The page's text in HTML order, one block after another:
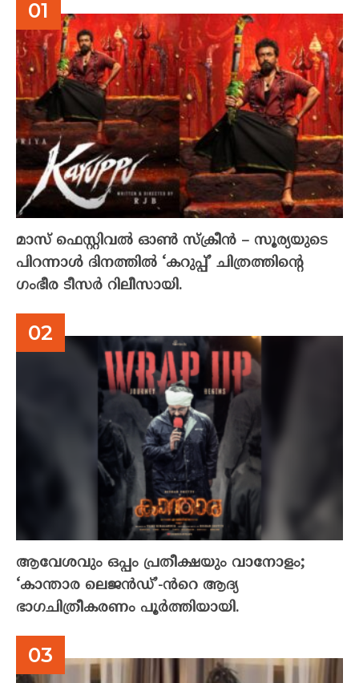
മാസ് ഫെസ്റ്റിവൽ ഓൺ സ്‌ക്രീൻ – സൂര്യയുടെ
പിറന്നാൾ ദിനത്തിൽ ‘കറുപ്പ്’ ചിത്രത്തിന്റെ
ഗംഭീര ടീസർ റിലീസായി.
ആവേശവും ഒപ്പം പ്രതീക്ഷയും വാനോളം;
‘കാന്താര ലെജൻഡ്’-ൻറെ ആദ്യ
ഭാഗചിത്രീകരണം പൂർത്തിയായി.